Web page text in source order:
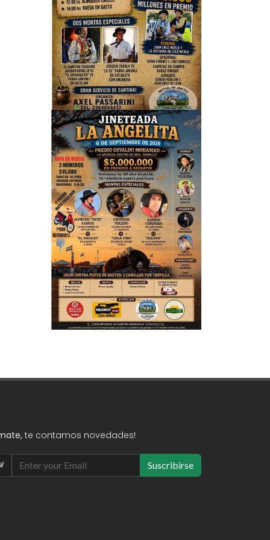
te contamos novedades!
Suscribirse